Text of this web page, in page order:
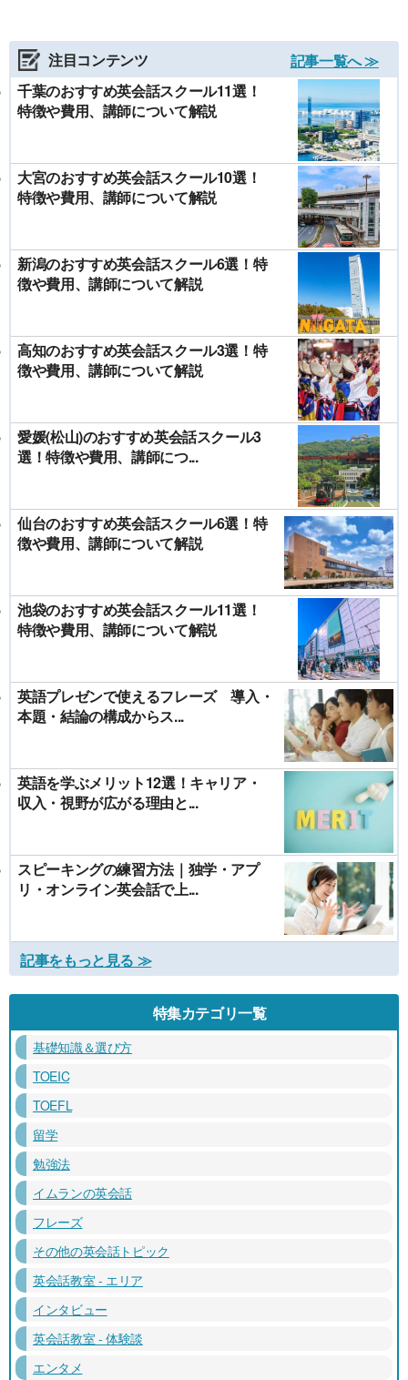
注目コンテンツ
記事一覧へ ≫
千葉のおすすめ英会話スクール11選！
特徴や費用、講師について解説
大宮のおすすめ英会話スクール10選！
特徴や費用、講師について解説
新潟のおすすめ英会話スクール6選！特
徴や費用、講師について解説
高知のおすすめ英会話スクール3選！特
徴や費用、講師について解説
愛媛(松山)のおすすめ英会話スクール3
選！特徴や費用、講師につ...
仙台のおすすめ英会話スクール6選！特
徴や費用、講師について解説
池袋のおすすめ英会話スクール11選！
特徴や費用、講師について解説
英語プレゼンで使えるフレーズ 導入・
本題・結論の構成からス...
英語を学ぶメリット12選！キャリア・
収入・視野が広がる理由と...
スピーキングの練習方法｜独学・アプ
リ・オンライン英会話で上...
記事をもっと見る ≫
特集カテゴリ一覧
基礎知識＆選び方
TOEIC
TOEFL
留学
勉強法
イムランの英会話
フレーズ
その他の英会話トピック
英会話教室 - エリア
インタビュー
英会話教室 - 体験談
エンタメ